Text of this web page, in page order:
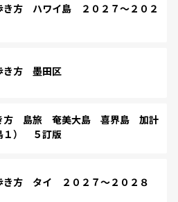
方 ハワイ島 ２０２７～２０２
き方 墨田区
方 島旅 奄美大島 喜界島 加計
１） ５訂版
き方 タイ ２０２７～２０２８